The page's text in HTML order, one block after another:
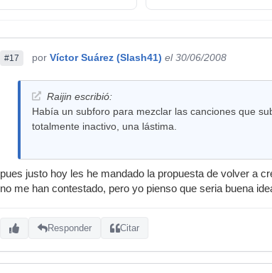
#17 por Víctor Suárez (Slash41) el 30/06/2008
Raijin escribió:
Había un subforo para mezclar las canciones que
totalmente inactivo, una lástima.
pues justo hoy les he mandado la propuesta de volver a
no me han contestado, pero yo pienso que seria buena
Responder Citar